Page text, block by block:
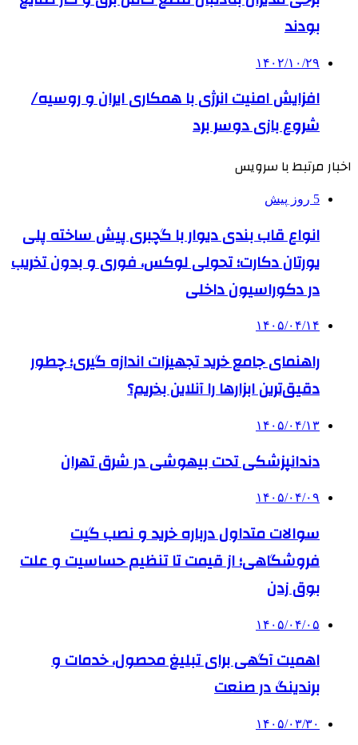
بودند
۱۴۰۲/۱۰/۲۹
افزایش امنیت انرژی با همکاری ایران و روسیه/
شروع بازی دوسر برد
اخبار مرتبط با سرویس
5 روز پیش
انواع قاب بندی دیوار با گچبری پیش ساخته پلی
یورتان دکارت؛ تحولی لوکس، فوری و بدون تخریب
در دکوراسیون داخلی
۱۴۰۵/۰۴/۱۴
راهنمای جامع خرید تجهیزات اندازه گیری؛ چطور
دقیق‌ترین ابزارها را آنلاین بخریم؟
۱۴۰۵/۰۴/۱۳
دندانپزشکی تحت بیهوشی در شرق تهران
۱۴۰۵/۰۴/۰۹
سوالات متداول درباره خرید و نصب گیت
فروشگاهی؛ از قیمت تا تنظیم حساسیت و علت
بوق زدن
۱۴۰۵/۰۴/۰۵
اهمیت آگهی برای تبلیغ محصول، خدمات و
برندینگ در صنعت
۱۴۰۵/۰۳/۳۰